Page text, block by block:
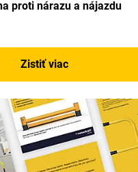
proti nárazu a nájazdu
Zistiť viac